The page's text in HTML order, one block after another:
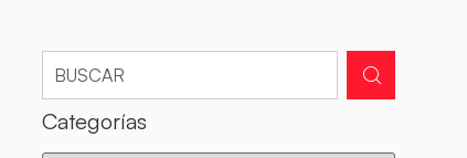
Categorías